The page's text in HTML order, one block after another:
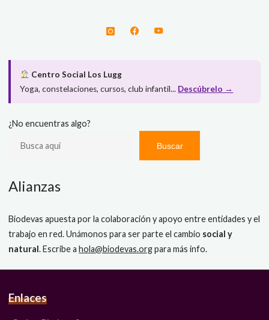
Centro Social Los Lugg
Yoga, constelaciones, cursos, club infantil... Descúbrelo →
¿No encuentras algo?
Buscar
Alianzas
Biodevas apuesta por la colaboración y apoyo entre entidades y el
trabajo en red. Unámonos para ser parte el cambio social y
natural. Escribe ahola@biodevas.orgpara más info.
Enlaces